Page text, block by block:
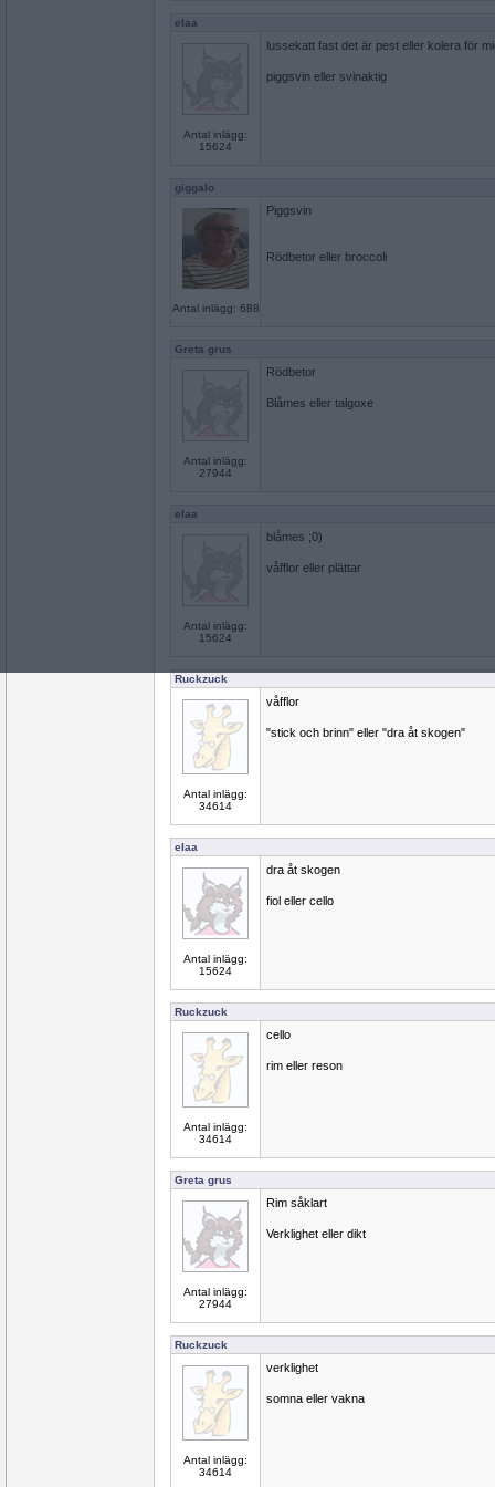
elaa
Antal inlägg:
15624
lussekatt fast det är pest eller kolera för
piggsvin eller svinaktig
giggalo
Antal inlägg: 688
Piggsvin
Rödbetor eller broccoli
Greta grus
Antal inlägg:
27944
Rödbetor
Blåmes eller talgoxe
elaa
Antal inlägg:
15624
blåmes ;0)
våfflor eller plättar
Ruckzuck
Antal inlägg:
34614
våfflor
"stick och brinn" eller "dra åt skogen"
elaa
Antal inlägg:
15624
dra åt skogen
fiol eller cello
Ruckzuck
Antal inlägg:
34614
cello
rim eller reson
Greta grus
Antal inlägg:
27944
Rim såklart
Verklighet eller dikt
Ruckzuck
Antal inlägg:
34614
verklighet
somna eller vakna